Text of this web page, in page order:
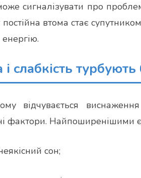
сигналізувати про
втома стає
слабкість турбують
відчувається
фактори. Найпоширенішими
сон;